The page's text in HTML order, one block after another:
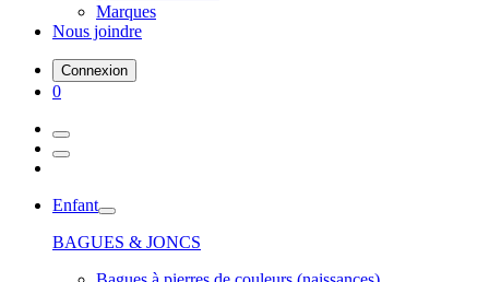
Marques
Nous joindre
Connexion
0
Enfant
BAGUES & JONCS